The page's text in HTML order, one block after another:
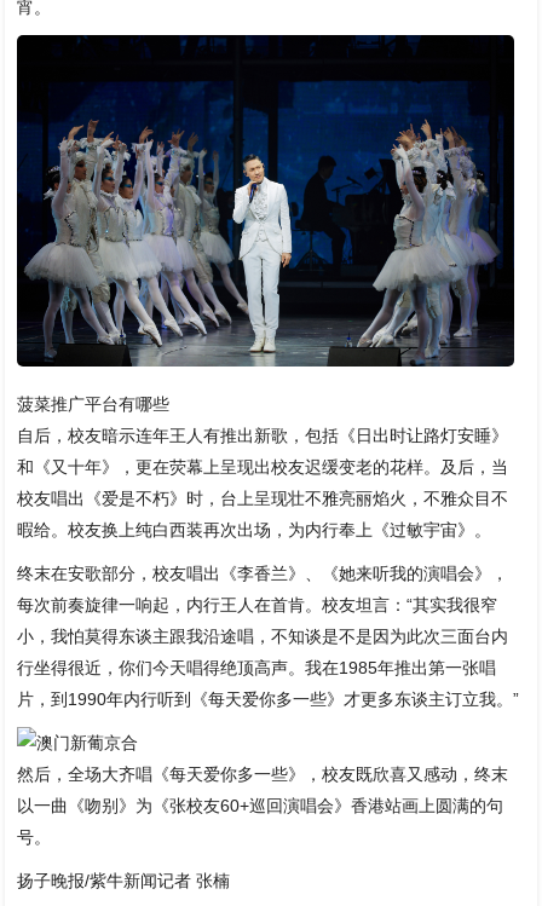
宵。
菠菜推广平台有哪些
自后，校友暗示连年王人有推出新歌，包括《日出时让路灯安睡》
和《又十年》，更在荧幕上呈现出校友迟缓变老的花样。及后，当
校友唱出《爱是不朽》时，台上呈现壮不雅亮丽焰火，不雅众目不
暇给。校友换上纯白西装再次出场，为内行奉上《过敏宇宙》。
终末在安歌部分，校友唱出《李香兰》、《她来听我的演唱会》，
每次前奏旋律一响起，内行王人在首肯。校友坦言：“其实我很窄
小，我怕莫得东谈主跟我沿途唱，不知谈是不是因为此次三面台内
行坐得很近，你们今天唱得绝顶高声。我在1985年推出第一张唱
片，到1990年内行听到《每天爱你多一些》才更多东谈主订立我。”
然后，全场大齐唱《每天爱你多一些》，校友既欣喜又感动，终末
以一曲《吻别》为《张校友60+巡回演唱会》香港站画上圆满的句
号。
扬子晚报/紫牛新闻记者 张楠